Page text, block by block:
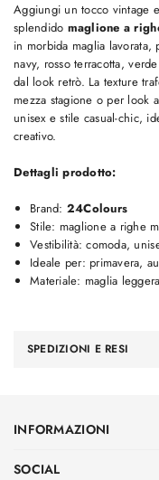
Aggiungi un tocco vintage
splendido maglione a
in morbida maglia
navy, rosso terracotta,
dal look retrò. La texture
mezza stagione o per look
unisex e stile casual-chic,
creativo.
Dettagli prodotto:
Brand: 24Colours
Stile: maglione a righe
Vestibilità: comoda,
Ideale per: primavera,
Materiale: maglia
SPEDIZIONI E RESI
INFORMAZIONI
SOCIAL